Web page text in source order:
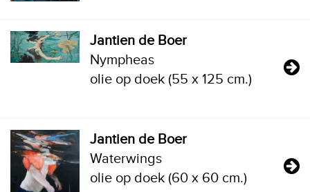
Jantien de Boer
Nympheas
olie op doek (55 x 125 cm.)
Jantien de Boer
Waterwings
olie op doek (60 x 60 cm.)